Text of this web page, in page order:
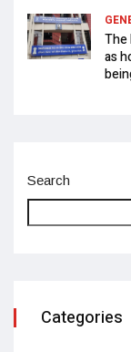
The
as
Search
Categories